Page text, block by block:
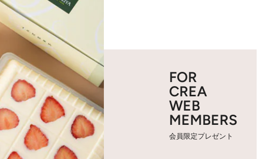
FOR
CREA
WEB
MEMBERS
会員限定プレゼント